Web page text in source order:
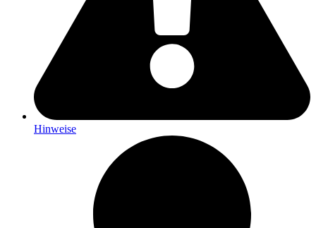
Hinweise